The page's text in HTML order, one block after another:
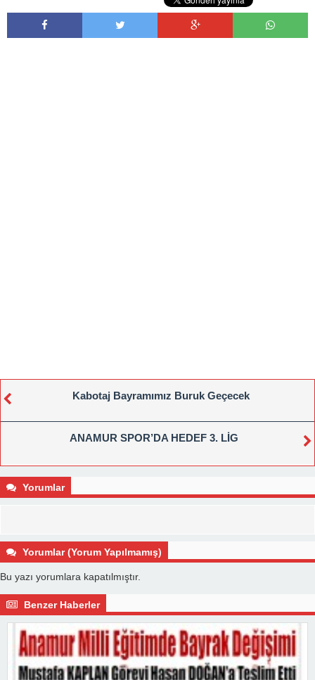
Kabotaj Bayramımız Buruk Geçecek
ANAMUR SPOR’DA HEDEF 3. LİG
Yorumlar
Yorumlar (Yorum Yapılmamış)
Bu yazı yorumlara kapatılmıştır.
Benzer Haberler